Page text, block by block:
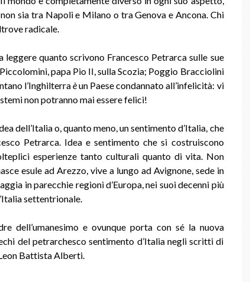
sia tra Napoli e Milano o tra Genova e Ancona. Chi
radicale.
leggere quanto scrivono Francesco Petrarca sulle sue
papa Pio II, sulla Scozia; Poggio Bracciolini
l’Inghilterraèun Paese condannato all’infelicità: vi
non potranno mai essere felici!
dell’Italia o, quanto meno, un sentimento d’Italia, che
Petrarca. Idea e sentimento che si costruiscono
esperienze tanto culturali quanto di vita. Non
esule ad Arezzo, vive a lungo ad Avignone, sede in
in parecchie regioni d’Europa, nei suoi decenni più
settentrionale.
dell’umanesimo e ovunque porta con sé la nuova
del petrarchesco sentimento d’Italia negli scritti di
Battista Alberti.